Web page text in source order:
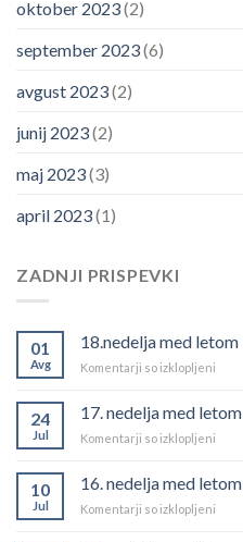
oktober 2023(2)
september 2023(6)
avgust 2023(2)
junij 2023(2)
maj 2023(3)
april 2023(1)
ZADNJI PRISPEVKI
01
Avg
18.nedelja med letom
Komentarji so izklopljeni
letom
24
Jul
17. nedelja med letom
Komentarji so izklopljeni
med
10
Jul
16. nedelja med letom
Komentarji so izklopljeni